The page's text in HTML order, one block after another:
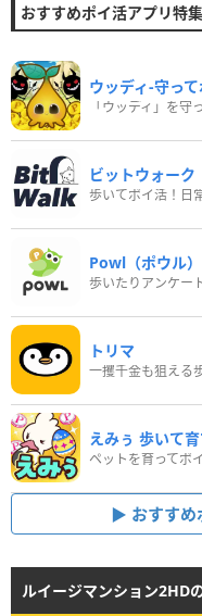
おすすめポイ活アプリ特集
ウッディ‐守っ
「ウッディ」を守
ビットウォーク
Powl（ポウル）
トリマ
一攫千金も狙える
えみぅ 歩いて
おすす
ルイージマンション2HD